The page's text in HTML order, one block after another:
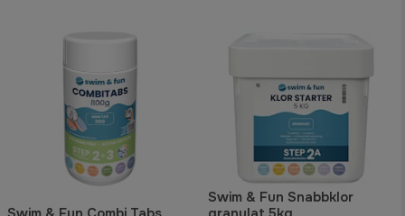
Swim & Fun Snabbklor